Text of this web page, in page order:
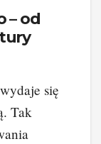
– od
się
Tak